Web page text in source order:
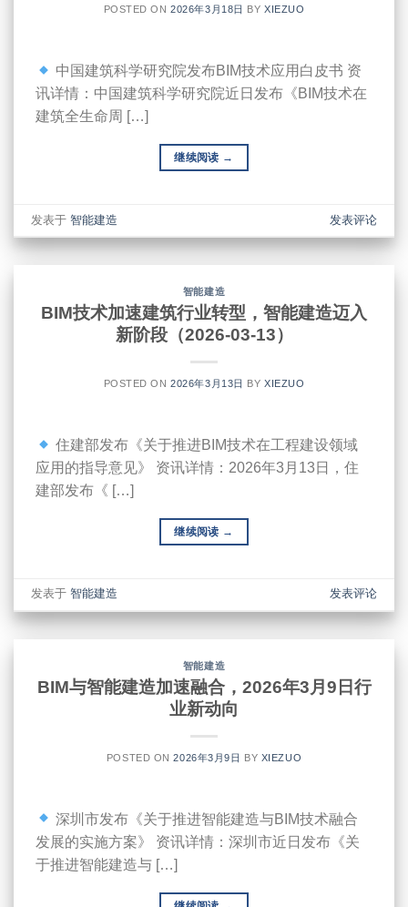
POSTED ON2026年3月18日 BYXIEZUO
中国建筑科学研究院发布BIM技术应用白皮书 资
讯详情：中国建筑科学研究院近日发布《BIM技术在
建筑全生命周 […]
继续阅读 →
发表于智能建造 发表评论
智能建造
BIM技术加速建筑行业转型，智能建造迈入
新阶段（2026-03-13）
POSTED ON2026年3月13日 BYXIEZUO
住建部发布《关于推进BIM技术在工程建设领域
应用的指导意见》 资讯详情：2026年3月13日，住
建部发布《 […]
继续阅读 →
发表于智能建造 发表评论
智能建造
BIM与智能建造加速融合，2026年3月9日行
业新动向
POSTED ON2026年3月9日 BY XIEZUO
深圳市发布《关于推进智能建造与BIM技术融合
发展的实施方案》 资讯详情：深圳市近日发布《关
于推进智能建造与 […]